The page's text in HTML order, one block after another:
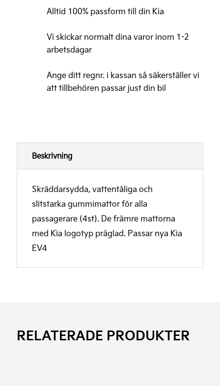
Alltid 100% passform till din Kia
Vi skickar normalt dina varor inom 1-2
arbetsdagar
Ange ditt regnr. i kassan så säkerställer vi
att tillbehören passar just din bil
Beskrivning
Skräddarsydda, vattentåliga och
slitstarka gummimattor för alla
passagerare (4st). De främre mattorna
med Kia logotyp präglad. Passar nya Kia
EV4
RELATERADE PRODUKTER